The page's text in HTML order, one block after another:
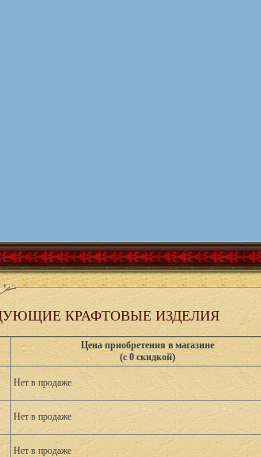
КРАФТОВЫЕ ИЗДЕЛИЯ
Цена приобретения в магазине
(с 0 скидкой)
Нет в продаже
Нет в продаже
Нет в продаже